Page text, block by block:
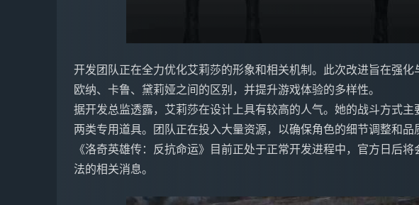
开发团队正在全力优化艾莉莎的形象和相关机制。此次改进旨在强
欧纳、卡鲁、黛莉娅之间的区别，并提升游戏体验的多样性。
据开发总监透露，艾莉莎在设计上具有较高的人气。她的战斗方式主
两类专用道具。团队正在投入大量资源，以确保角色的细节调整和品
《洛奇英雄传：反抗命运》目前正处于正常开发进程中，官方日后
法的相关消息。